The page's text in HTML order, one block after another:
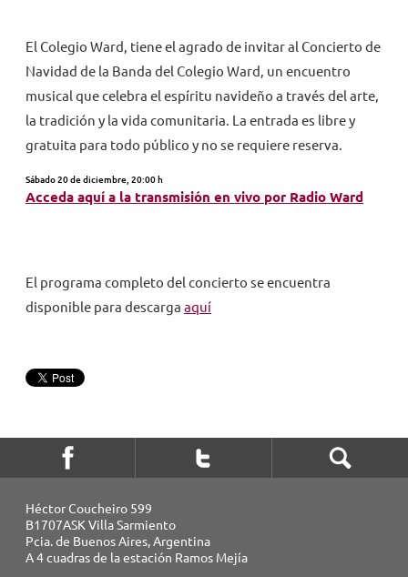
El Colegio Ward, tiene el agrado de invitar al Concierto de
Navidad de la Banda del Colegio Ward, un encuentro
musical que celebra el espíritu navideño a través del arte,
la tradición y la vida comunitaria. La entrada es libre y
gratuita para todo público y no se requiere reserva.
Sábado 20 de diciembre, 20:00 h
Acceda aquí a la transmisión en vivo por Radio Ward
El programa completo del concierto se encuentra
disponible para descarga aquí
Héctor Coucheiro 599
B1707ASK Villa Sarmiento
Pcia. de Buenos Aires, Argentina
A 4 cuadras de la estación Ramos Mejía